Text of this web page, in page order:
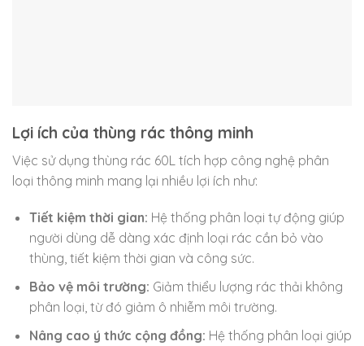
Lợi ích của thùng rác thông minh
Việc sử dụng thùng rác 60L tích hợp công nghệ phân
loại thông minh mang lại nhiều lợi ích như:
Tiết kiệm thời gian: Hệ thống phân loại tự động giúp
người dùng dễ dàng xác định loại rác cần bỏ vào
thùng, tiết kiệm thời gian và công sức.
Bảo vệ môi trường: Giảm thiểu lượng rác thải không
phân loại, từ đó giảm ô nhiễm môi trường.
Nâng cao ý thức cộng đồng: Hệ thống phân loại giúp